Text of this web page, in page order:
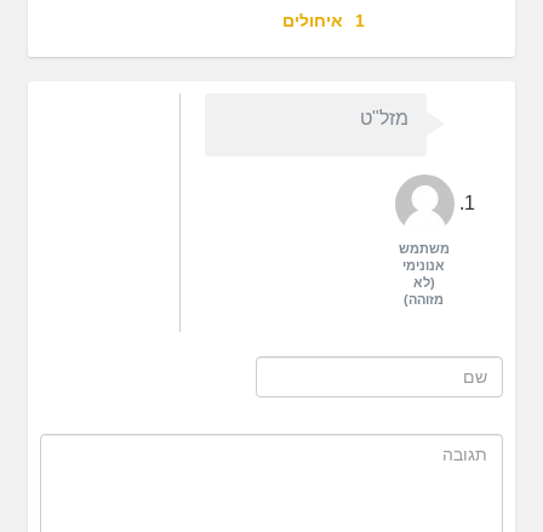
1 איחולים
מזל"ט
משתמש
אנונימי
(לא
מזוהה)